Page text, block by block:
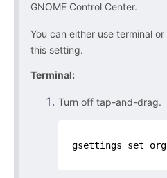
GNOME Control Center.
You can either use terminal or
this setting.
Terminal:
Turn off tap-and-drag.
gsettings set org